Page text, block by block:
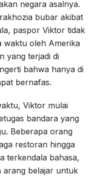
negara asalnya.
bubar akibat
paspor Viktor tidak
waktu oleh Amerika
yang terjadi di
bahwa hanya di
bernafas.
Viktor mulai
bandara yang
Beberapa orang
restoran hingga
terkendala bahasa,
arang belajar untuk